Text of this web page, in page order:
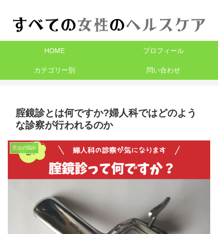
HOME プロフィール
カテゴリー別 問い合わせ
腟鏡診とは何ですか?婦人科ではどのよう
な診察が行われるのか
受診の悩み